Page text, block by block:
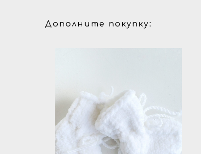
Дополните покупку: